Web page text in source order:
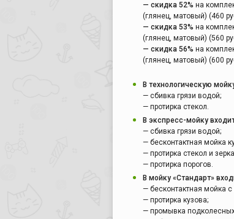
— скидка 52% на
(глянец, матовый) (460
— скидка 53% на
(глянец, матовый) (560
— скидка 56% на
(глянец, матовый) (600
В технологическую
— сбивка грязи водой;
— протирка стекол.
В экспресс-мойку
— сбивка грязи водой;
— бесконтактная мойка
— протирка стекол и
— протирка порогов.
В мойку «Стандарт»
— бесконтактная мойка
— протирка кузова;
— промывка